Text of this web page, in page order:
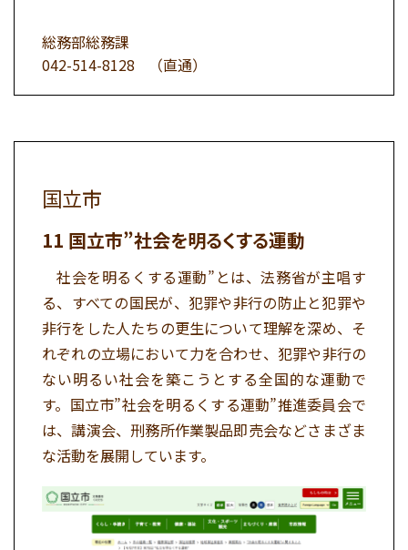
総務部総務課
042-514-8128
（直通）
国立市
国立市”社会を明るくする運動
社会を明るくする運動”とは、法務省が主唱す
る、すべての国民が、犯罪や非行の防止と犯罪や
非行をした人たちの更生について理解を深め、そ
れぞれの立場において力を合わせ、犯罪や非行の
ない明るい社会を築こうとする全国的な運動で
す。国立市”社会を明るくする運動”推進委員会で
は、講演会、刑務所作業製品即売会などさまざま
な活動を展開しています。